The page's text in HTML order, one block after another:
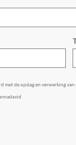
de opslag en verwerking van